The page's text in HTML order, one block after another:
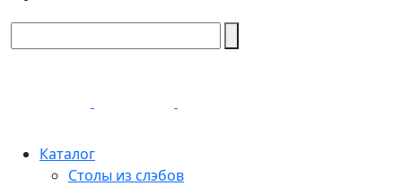
Каталог
Столы из слэбов